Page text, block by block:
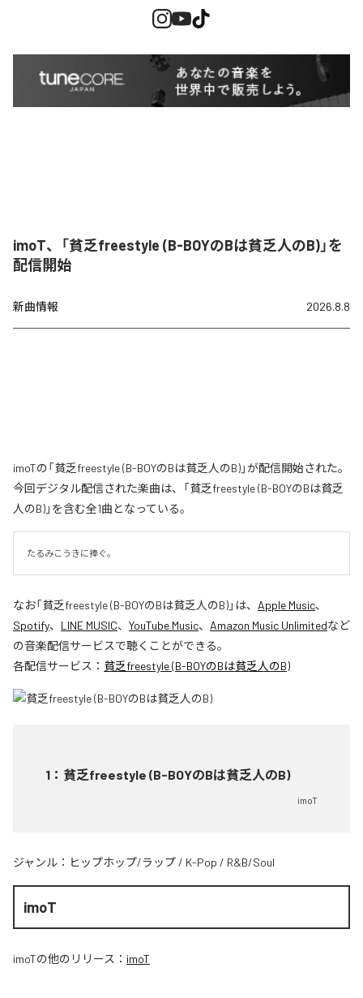
imoT、「貧乏freestyle (B-BOYのBは貧乏人のB)」を
配信開始
新曲情報 2026.8.8
imoTの「貧乏freestyle (B-BOYのBは貧乏人のB)」が配信開始された。
今回デジタル配信された楽曲は、「貧乏freestyle (B-BOYのBは貧乏
人のB)」を含む全1曲となっている。
たるみこうきに捧ぐ。
なお「貧乏freestyle (B-BOYのBは貧乏人のB)」は、 Apple Music、
Spotify、 LINE MUSIC、 YouTube Music、 Amazon Music Unlimitedなど
の音楽配信サービスで聴くことができる。
各配信サービス： 貧乏freestyle (B-BOYのBは貧乏人のB)
1 ： 貧乏freestyle (B-BOYのBは貧乏人のB)
imoT
ジャンル： ヒップホップ/ラップ / K-Pop / R&B/Soul
imoT
imoTの他のリリース： imoT